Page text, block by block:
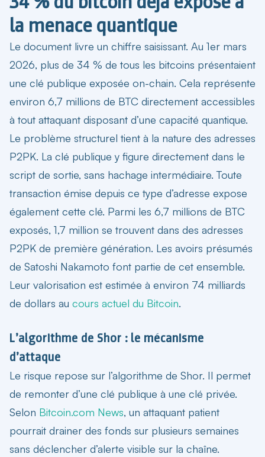
la menace quantique
Le document livre un chiffre saisissant. Au 1er mars
2026, plus de 34 % de tous les bitcoins présentaient
une clé publique exposée on-chain. Cela représente
environ 6,7 millions de BTC directement accessibles
à tout attaquant disposant d’une capacité quantique.
Le problème structurel tient à la nature des adresses
P2PK. La clé publique y figure directement dans le
script de sortie, sans hachage intermédiaire. Toute
transaction émise depuis ce type d’adresse expose
également cette clé. Parmi les 6,7 millions de BTC
exposés, 1,7 million se trouvent dans des adresses
P2PK de première génération. Les avoirs présumés
de Satoshi Nakamoto font partie de cet ensemble.
Leur valorisation est estimée à environ 74 milliards
de dollars au cours actuel du Bitcoin.
L’algorithme de Shor : le mécanisme
d’attaque
Le risque repose sur l’algorithme de Shor. Il permet
de remonter d’une clé publique à une clé privée.
Selon Bitcoin.com News, un attaquant patient
pourrait drainer des fonds sur plusieurs semaines
sans déclencher d’alerte visible sur la chaîne.